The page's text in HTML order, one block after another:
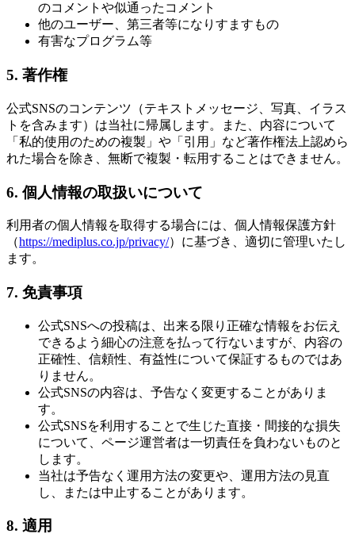
のコメントや似通ったコメント
他のユーザー、第三者等になりすますもの
有害なプログラム等
5. 著作権
公式SNSのコンテンツ（テキストメッセージ、写真、イラス
トを含みます）は当社に帰属します。また、内容について
「私的使用のための複製」や「引用」など著作権法上認めら
れた場合を除き、無断で複製・転用することはできません。
6. 個人情報の取扱いについて
利用者の個人情報を取得する場合には、個人情報保護方針
（https://mediplus.co.jp/privacy/）に基づき、適切に管理いたし
ます。
7. 免責事項
公式SNSへの投稿は、出来る限り正確な情報をお伝え
できるよう細心の注意を払って行ないますが、内容の
正確性、信頼性、有益性について保証するものではあ
りません。
公式SNSの内容は、予告なく変更することがありま
す。
公式SNSを利用することで生じた直接・間接的な損失
について、ページ運営者は一切責任を負わないものと
します。
当社は予告なく運用方法の変更や、運用方法の見直
し、または中止することがあります。
8. 適用